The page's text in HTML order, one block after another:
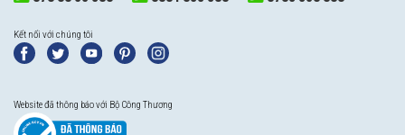
Kết nối với chúng tôi
Website đã thông báo với Bộ Công Thương